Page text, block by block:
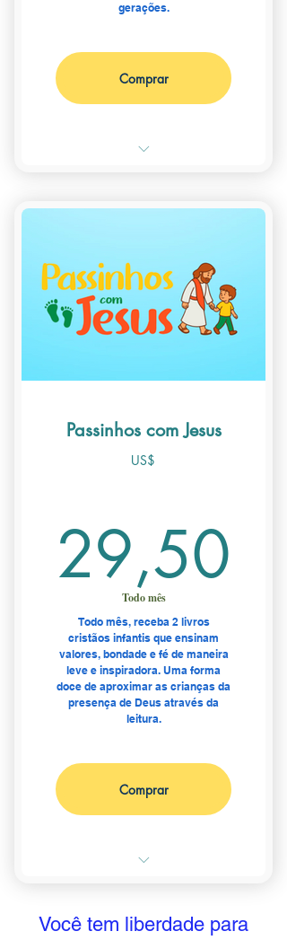
gerações.
Comprar
mais querida do Brasil!
da Mônica
🎁 + 1 brinde surpresa
Passinhos com Jesus
US$
29,50
Todo mês
Todo mês, receba 2 livros
cristãos infantis que ensinam
valores, bondade e fé de maneira
leve e inspiradora. Uma forma
doce de aproximar as crianças da
presença de Deus através da
leitura.
Comprar
amor e valores desde cedo
Você tem liberdade para